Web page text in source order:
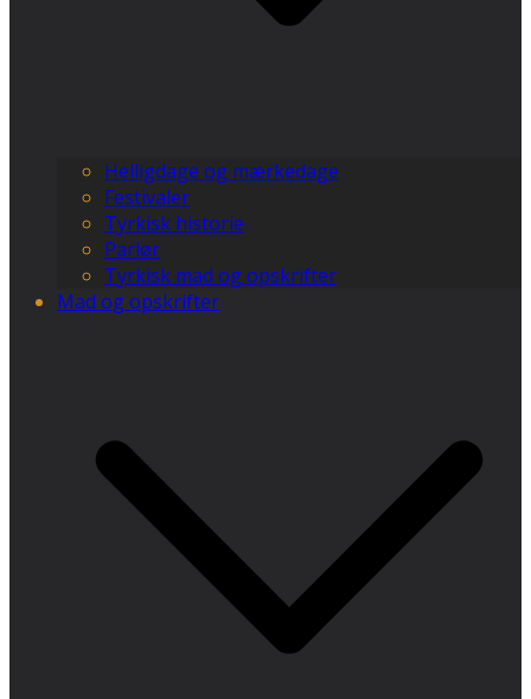
Helligdage og mærkedage
Festivaler
Tyrkisk historie
Parlør
Tyrkisk mad og opskrifter
Mad og opskrifter